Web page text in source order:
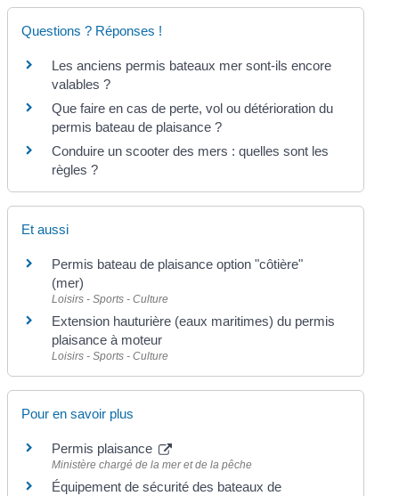
Questions ? Réponses !
Les anciens permis bateaux mer sont-ils encore
valables ?
Que faire en cas de perte, vol ou détérioration du
permis bateau de plaisance ?
Conduire un scooter des mers : quelles sont les
règles ?
Et aussi
Permis bateau de plaisance option "côtière"
(mer)
Loisirs - Sports - Culture
Extension hauturière (eaux maritimes) du permis
plaisance à moteur
Loisirs - Sports - Culture
Pour en savoir plus
Permis plaisance
Ministère chargé de la mer et de la pêche
Équipement de sécurité des bateaux de